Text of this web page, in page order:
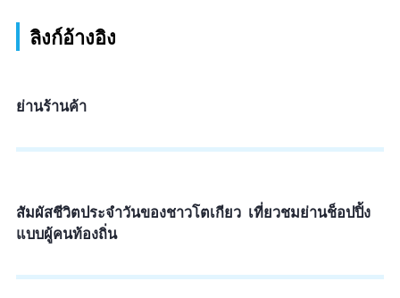
ลิงก์อ้างอิง
ย่านร้านค้า
สัมผัสชีวิตประจำวันของชาวโตเกียว เที่ยวชมย่านช็อปปิ้ง
แบบผู้คนท้องถิ่น